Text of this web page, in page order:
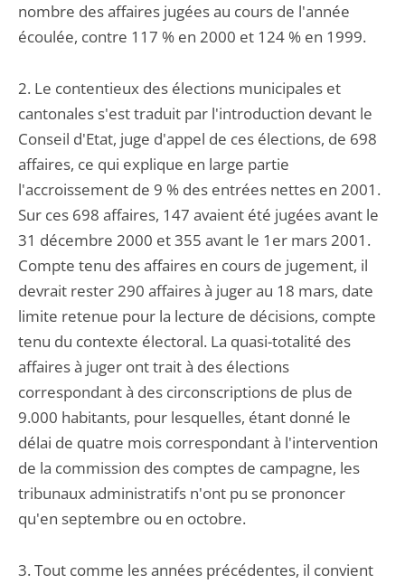
nombre des affaires jugées au cours de l'année
écoulée, contre 117 % en 2000 et 124 % en 1999.
2. Le contentieux des élections municipales et
cantonales s'est traduit par l'introduction devant le
Conseil d'Etat, juge d'appel de ces élections, de 698
affaires, ce qui explique en large partie
l'accroissement de 9 % des entrées nettes en 2001.
Sur ces 698 affaires, 147 avaient été jugées avant le
31 décembre 2000 et 355 avant le 1er mars 2001.
Compte tenu des affaires en cours de jugement, il
devrait rester 290 affaires à juger au 18 mars, date
limite retenue pour la lecture de décisions, compte
tenu du contexte électoral. La quasi-totalité des
affaires à juger ont trait à des élections
correspondant à des circonscriptions de plus de
9.000 habitants, pour lesquelles, étant donné le
délai de quatre mois correspondant à l'intervention
de la commission des comptes de campagne, les
tribunaux administratifs n'ont pu se prononcer
qu'en septembre ou en octobre.
3. Tout comme les années précédentes, il convient